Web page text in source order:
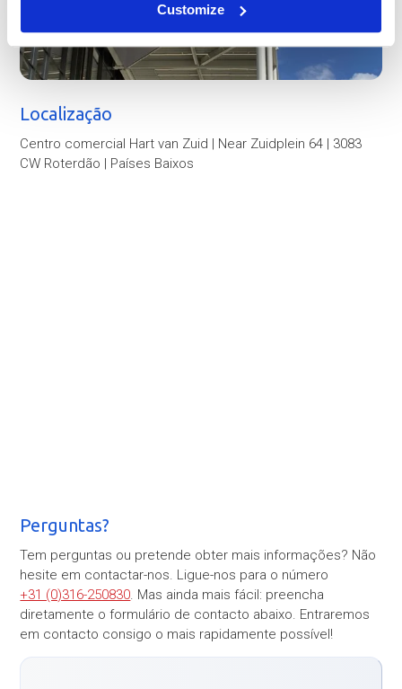
Customize
Localização
Centro comercial Hart van Zuid | Near Zuidplein 64 | 3083
CW Roterdão | Países Baixos
Perguntas?
Tem perguntas ou pretende obter mais informações? Não
hesite em contactar-nos. Ligue-nos para o número
+31 (0)316-250830. Mas ainda mais fácil: preencha
diretamente o formulário de contacto abaixo. Entraremos
em contacto consigo o mais rapidamente possível!